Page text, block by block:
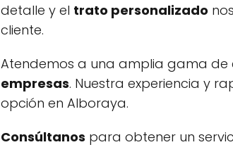
detalle y el trato personalizado
cliente.
Atendemos a una amplia gama de
empresas. Nuestra experiencia y
opción en Alboraya.
Consúltanos para obtener un